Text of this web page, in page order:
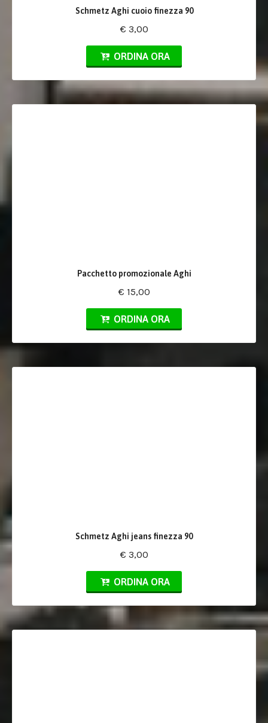
Schmetz Aghi cuoio finezza 90
€ 3,00
ORDINA ORA
Pacchetto promozionale Aghi
€ 15,00
ORDINA ORA
Schmetz Aghi jeans finezza 90
€ 3,00
ORDINA ORA